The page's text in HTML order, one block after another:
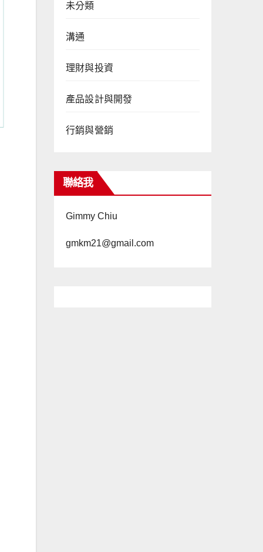
未分類
溝通
理財與投資
產品設計與開發
行銷與營銷
聯絡我
Gimmy Chiu
gmkm21@gmail.com